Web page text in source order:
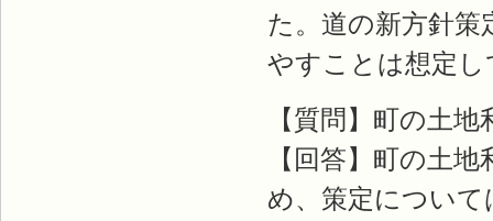
た。道の新方針
やすことは想定
【質問】町の土
【回答】町の土
め、策定につい